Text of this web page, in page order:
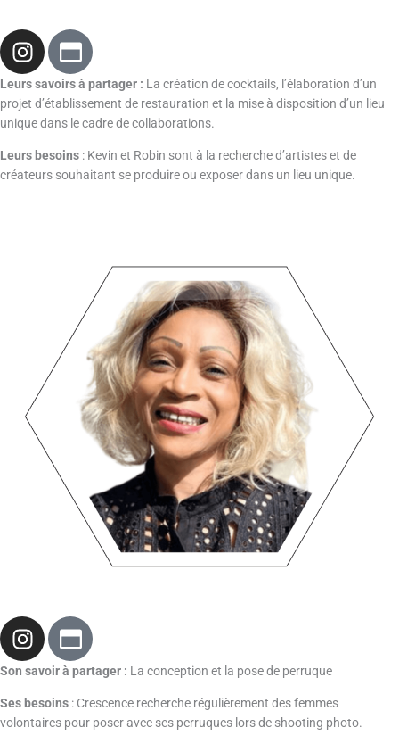
I
n
s
t
a
g
r
W
i
n
d
o
w
-
z
e
Leurs savoirs à partager : La création de cocktails, l’élaboration d’un
projet d’établissement de restauration et la mise à disposition d’un lieu
unique dans le cadre de collaborations.
Leurs besoins : Kevin et Robin sont à la recherche d’artistes et de
créateurs souhaitant se produire ou exposer dans un lieu unique.
I
n
s
t
a
W
i
n
d
o
Son savoir à partager : La conception et la pose de perruque
Ses besoins : Crescence recherche régulièrement des femmes
volontaires pour poser avec ses perruques lors de shooting photo.